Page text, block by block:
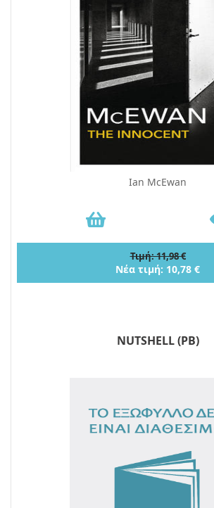
Ian McEwan
Τιμή: 11,98 €
Νέα τιμή: 10,78 €
NUTSHELL (PB)